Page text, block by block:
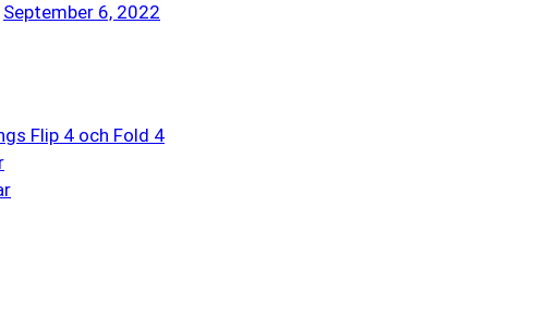
September 6, 2022
Flip 4 och Fold 4